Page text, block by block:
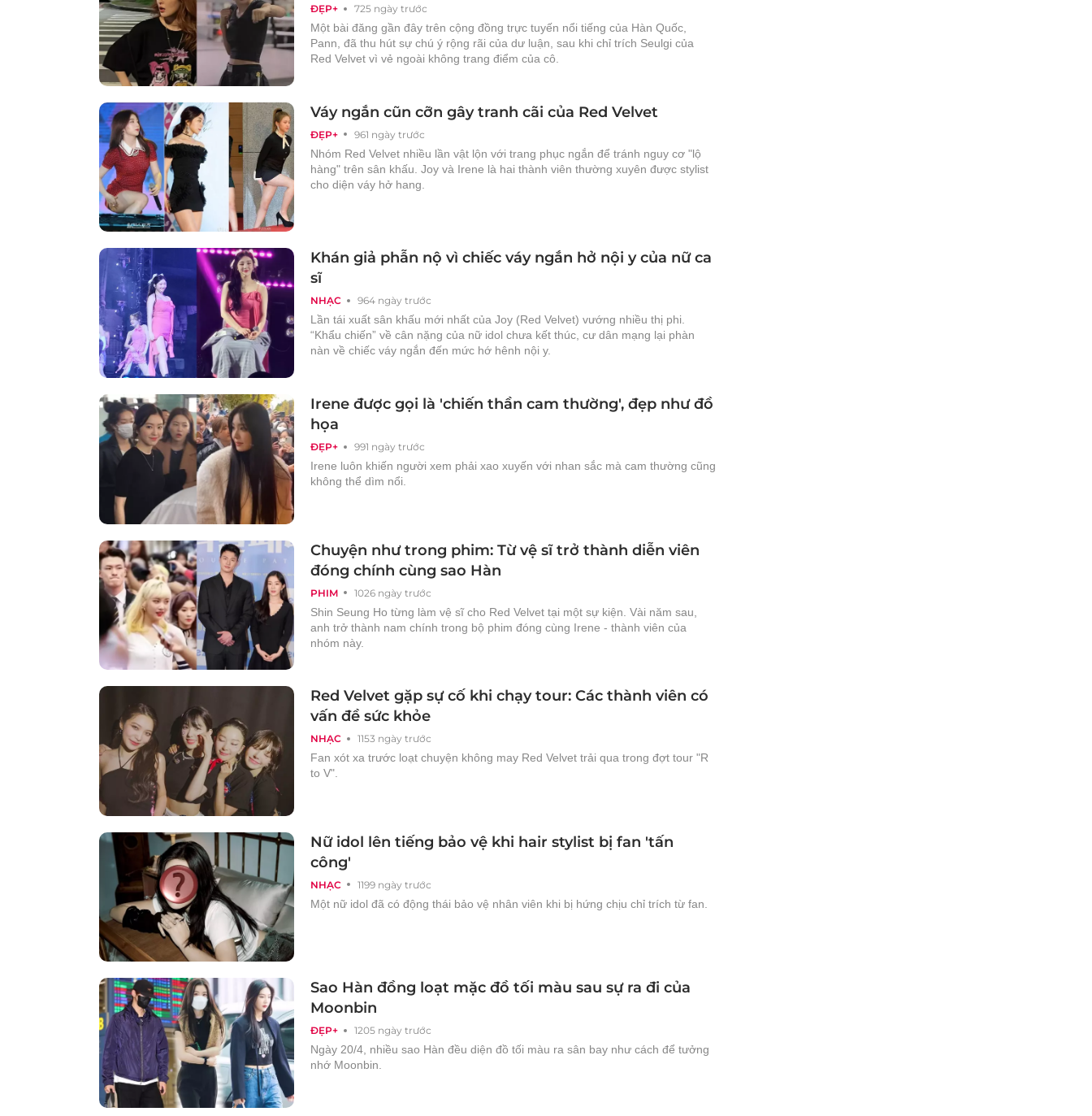
ĐẸP+ 725 ngày trước
Một bài đăng gần đây trên cộng đồng trực tuyến nổi tiếng của Hàn Quốc,
Pann, đã thu hút sự chú ý rộng rãi của dư luận, sau khi chỉ trích Seulgi của
Red Velvet vì vẻ ngoài không trang điểm của cô.
ĐẸP+ 961 ngày trước
Váy ngắn cũn cỡn gây tranh cãi của Red Velvet
Nhóm Red Velvet nhiều lần vật lộn với trang phục ngắn để tránh nguy cơ "lộ
hàng" trên sân khấu. Joy và Irene là hai thành viên thường xuyên được stylist
cho diện váy hở hang.
NHẠC 964 ngày trước
Khán giả phẫn nộ vì chiếc váy ngắn hở nội y của nữ ca
sĩ
Lần tái xuất sân khấu mới nhất của Joy (Red Velvet) vướng nhiều thị phi.
“Khẩu chiến” về cân nặng của nữ idol chưa kết thúc, cư dân mạng lại phàn
nàn về chiếc váy ngắn đến mức hớ hênh nội y.
ĐẸP+ 991 ngày trước
Irene được gọi là 'chiến thần cam thường', đẹp như đồ
họa
Irene luôn khiến người xem phải xao xuyến với nhan sắc mà cam thường cũng
không thể dìm nổi.
PHIM 1026 ngày trước
Chuyện như trong phim: Từ vệ sĩ trở thành diễn viên
đóng chính cùng sao Hàn
Shin Seung Ho từng làm vệ sĩ cho Red Velvet tại một sự kiện. Vài năm sau,
anh trở thành nam chính trong bộ phim đóng cùng Irene - thành viên của
nhóm này.
NHẠC 1153 ngày trước
Red Velvet gặp sự cố khi chạy tour: Các thành viên có
vấn đề sức khỏe
Fan xót xa trước loạt chuyện không may Red Velvet trải qua trong đợt tour "R
to V".
NHẠC 1199 ngày trước
Nữ idol lên tiếng bảo vệ khi hair stylist bị fan 'tấn
công'
Một nữ idol đã có động thái bảo vệ nhân viên khi bị hứng chịu chỉ trích từ fan.
ĐẸP+ 1205 ngày trước
Sao Hàn đồng loạt mặc đồ tối màu sau sự ra đi của
Moonbin
Ngày 20/4, nhiều sao Hàn đều diện đồ tối màu ra sân bay như cách để tưởng
nhớ Moonbin.